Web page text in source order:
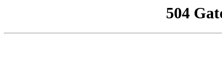
504